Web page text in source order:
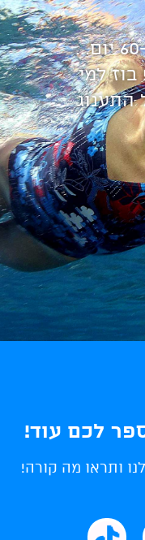
״מסרדין לכריש ב-60 יום...
בוז למי
התענוג
לכם עוד!
ותראו מה קורה!